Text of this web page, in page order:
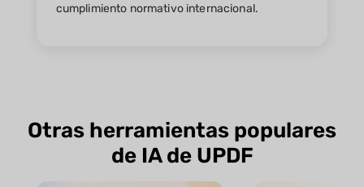
cumplimiento normativo internacional.
Otras herramientas populares
de IA de UPDF